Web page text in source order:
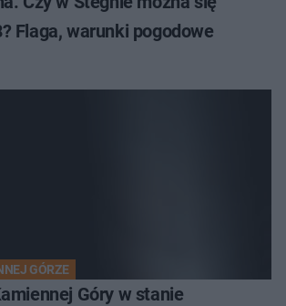
Flaga, warunki pogodowe
GÓRZE
Góry w stanie